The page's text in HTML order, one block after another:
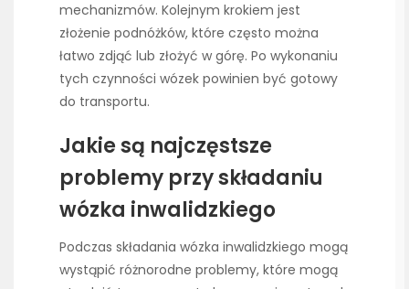
mechanizmów. Kolejnym krokiem jest
złożenie podnóżków, które często można
łatwo zdjąć lub złożyć w górę. Po wykonaniu
tych czynności wózek powinien być gotowy
do transportu.
Jakie są najczęstsze
problemy przy składaniu
wózka inwalidzkiego
Podczas składania wózka inwalidzkiego mogą
wystąpić różnorodne problemy, które mogą